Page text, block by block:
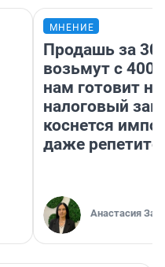
МНЕНИЕ
Продашь за
возьмут с
нам готовит
налоговый
коснется
даже
Анастасия